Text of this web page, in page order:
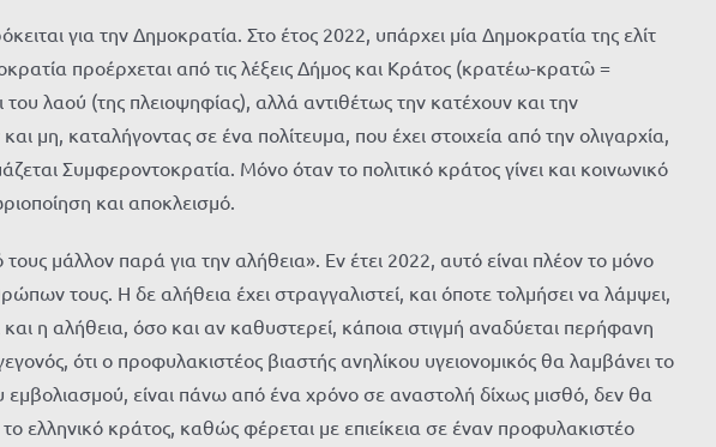
για την Δημοκρατία. Στο έτος 2022, υπάρχει μία Δημοκρατία της ελίτ
προέρχεται από τις λέξεις Δήμος και Κράτος (κρατέω-κρατῶ =
λαού (της πλειοψηφίας), αλλά αντιθέτως την κατέχουν και την
μη, καταλήγοντας σε ένα πολίτευμα, που έχει στοιχεία από την ολιγαρχία,
Συμφεροντοκρατία. Μόνο όταν το πολιτικό κράτος γίνει και κοινωνικό
και αποκλεισμό.
μάλλον παρά για την αλήθεια». Εν έτει 2022, αυτό είναι πλέον το μόνο
τους. Η δε αλήθεια έχει στραγγαλιστεί, και όποτε τολμήσει να λάμψει,
η αλήθεια, όσο και αν καθυστερεί, κάποια στιγμή αναδύεται περήφανη
ότι ο προφυλακιστέος βιαστής ανηλίκου υγειονομικός θα λαμβάνει το
εμβολιασμού, είναι πάνω από ένα χρόνο σε αναστολή δίχως μισθό, δεν θα
ελληνικό κράτος, καθώς φέρεται με επιείκεια σε έναν προφυλακιστέο